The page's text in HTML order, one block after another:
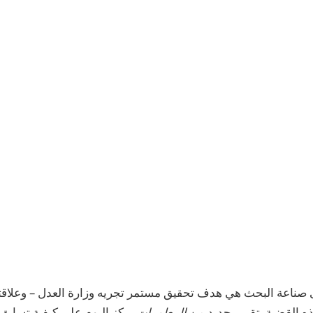
البحث هي هدف تحقيق مستمر تجريه وزارة العدل –